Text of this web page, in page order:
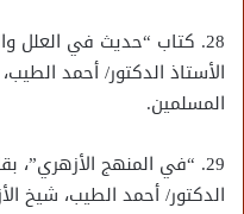
28. كتاب “حديث في العلل
الأستاذ الدكتور/ أحمد
المسلمين.
29. “في المنهج الأزهري”،
الدكتور/ أحمد الطيب، شيخ